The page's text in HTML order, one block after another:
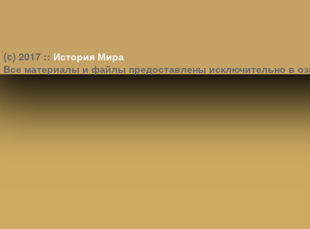
(c) 2017 :: История Мира
Все материалы и файлы предоставлены исключительно в